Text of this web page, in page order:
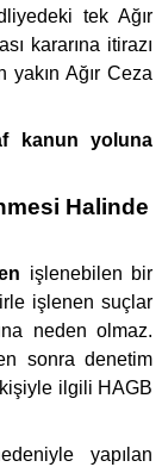
tek Ağır
kararına itirazı
Ağır Ceza
kanun yoluna
Halinde
işlenebilen bir
işlenen suçlar
neden olmaz.
sonra denetim
ilgili HAGB
yapılan